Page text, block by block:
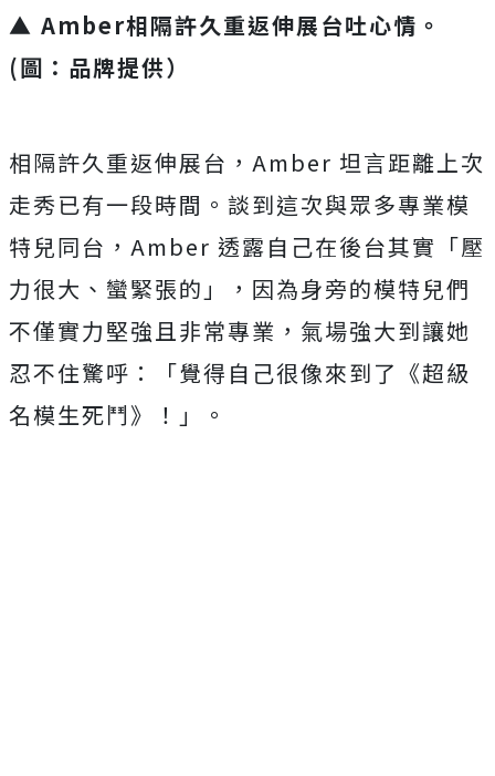
▲ Amber相隔許久重返伸展台吐心情。
(圖：品牌提供）
相隔許久重返伸展台，Amber 坦言距離上次
走秀已有一段時間。談到這次與眾多專業模
特兒同台， Amber 透露自己在後台其實「壓
力很大、蠻緊張的」， 因為身旁的模特兒們
不僅實力堅強且非常專業， 氣場強大到讓她
忍不住驚呼：「覺得自己很像來到了《超級
名模生死鬥》！」。